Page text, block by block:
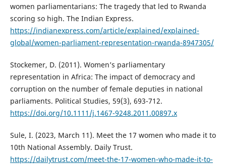
women parliamentarians: The tragedy that led to Rwanda
scoring so high. The Indian Express.
https://indianexpress.com/article/explained/explained-
global/women-parliament-representation-rwanda-8947305/
Stockemer, D. (2011). Women’s parliamentary
representation in Africa: The impact of democracy and
corruption on the number of female deputies in national
parliaments. Political Studies, 59(3), 693-712.
https://doi.org/10.1111/j.1467-9248.2011.00897.x
Sule, I. (2023, March 11). Meet the 17 women who made it to
10th National Assembly. Daily Trust.
https://dailytrust.com/meet-the-17-women-who-made-it-to-